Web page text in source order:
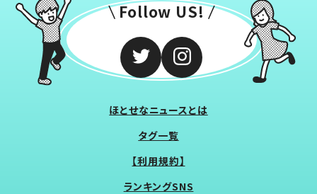
Follow US!
ほとせなニュースとは
タグ一覧
【利用規約】
ランキングSNS